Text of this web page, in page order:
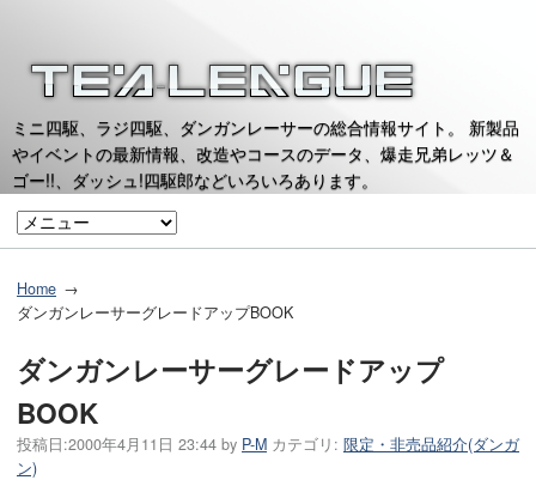
ミニ四駆、ラジ四駆、ダンガンレーサーの総合情報サイト。 新製品
やイベントの最新情報、改造やコースのデータ、爆走兄弟レッツ＆
ゴー!!、ダッシュ!四駆郎などいろいろあります。
Home
ダンガンレーサーグレードアップBOOK
ダンガンレーサーグレードアップ
BOOK
投稿日:2000年4月11日 23:44 by P-M カテゴリ: 限定・非売品紹介(ダンガ
ン)